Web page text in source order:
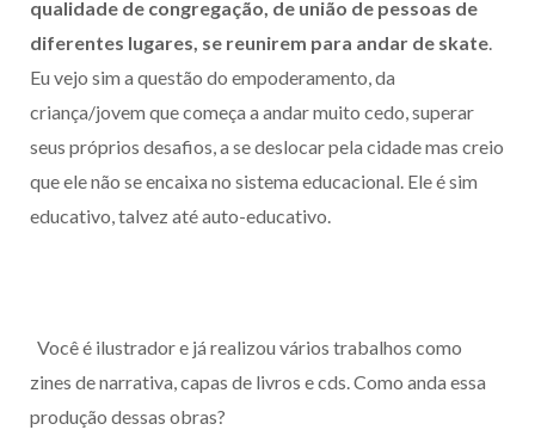
qualidade de congregação, de união de pessoas de
diferentes lugares, se reunirem para andar de skate.
Eu vejo sim a questão do empoderamento, da
criança/jovem que começa a andar muito cedo, superar
seus próprios desafios, a se deslocar pela cidade mas creio
que ele não se encaixa no sistema educacional. Ele é sim
educativo, talvez até auto-educativo.
Você é ilustrador e já realizou vários trabalhos como
zines de narrativa, capas de livros e cds. Como anda essa
produção dessas obras?